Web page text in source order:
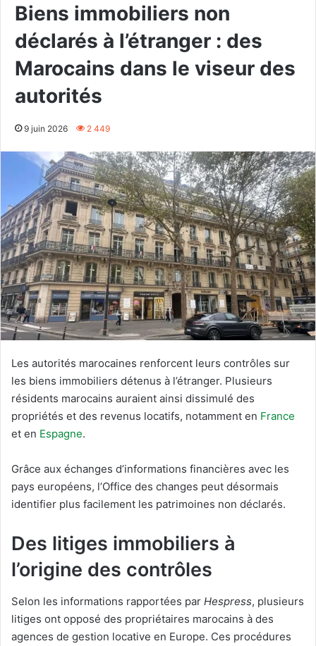
Biens immobiliers non
déclarés à l’étranger : des
Marocains dans le viseur des
autorités
9 juin 2026 2 449
Les autorités marocaines renforcent leurs contrôles sur
les biens immobiliers détenus à l’étranger. Plusieurs
résidents marocains auraient ainsi dissimulé des
propriétés et des revenus locatifs, notamment en France
et en Espagne.
Grâce aux échanges d’informations financières avec les
pays européens, l’Office des changes peut désormais
identifier plus facilement les patrimoines non déclarés.
Des litiges immobiliers à
l’origine des contrôles
Selon les informations rapportées par Hespress, plusieurs
litiges ont opposé des propriétaires marocains à des
agences de gestion locative en Europe. Ces procédures